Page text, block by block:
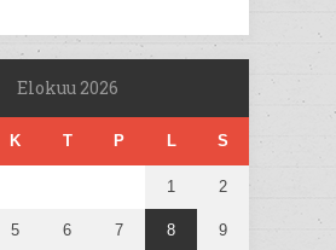
Elokuu 2026
K T P L S
1 2
5 6 7 8 9